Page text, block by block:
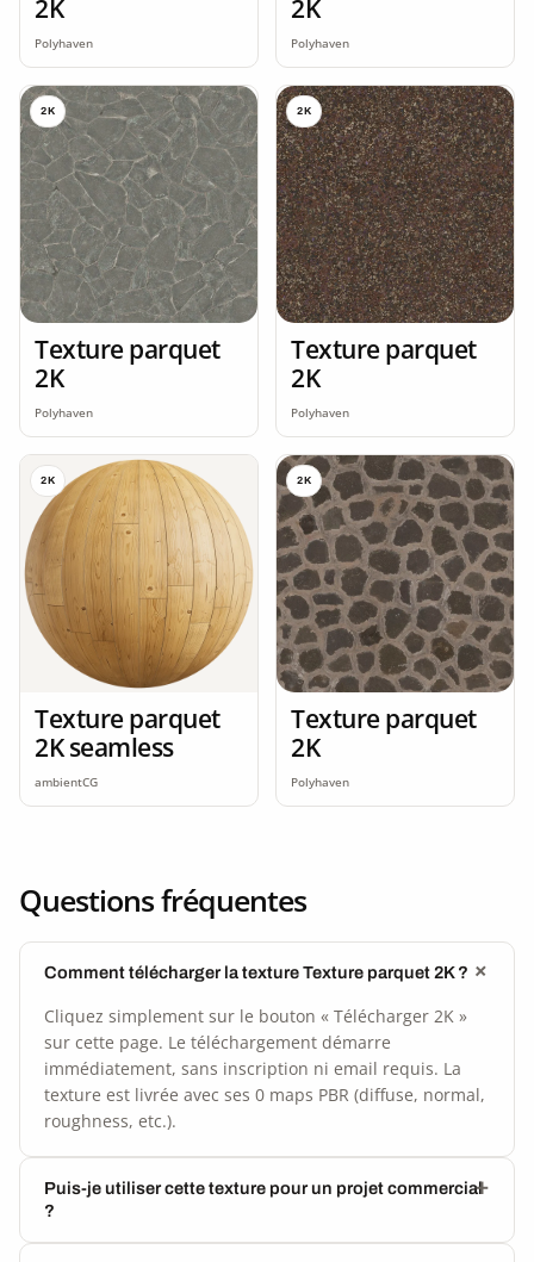
2K
Polyhaven
2K
Polyhaven
2K
Texture parquet
2K
Polyhaven
2K
Texture parquet
2K
Polyhaven
2K
Texture parquet
2K seamless
ambientCG
2K
Texture parquet
2K
Polyhaven
Questions fréquentes
Comment télécharger la texture Texture parquet 2K ?
Cliquez simplement sur le bouton « Télécharger 2K »
sur cette page. Le téléchargement démarre
immédiatement, sans inscription ni email requis. La
texture est livrée avec ses 0 maps PBR (diffuse, normal,
roughness, etc.).
Puis-je utiliser cette texture pour un projet commercial
?